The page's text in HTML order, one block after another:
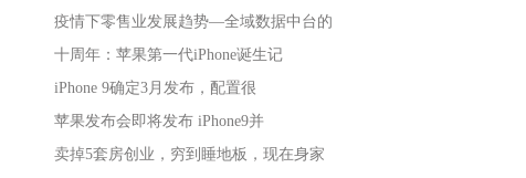
疫情下零售业发展趋势—全域数据中台的
十周年：苹果第一代iPhone诞生记
iPhone 9确定3月发布，配置很
苹果发布会即将发布 iPhone9并
卖掉5套房创业，穷到睡地板，现在身家